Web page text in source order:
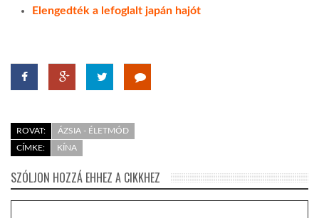
Elengedték a lefoglalt japán hajót
ROVAT:
ÁZSIA - ÉLETMÓD
CÍMKE:
KÍNA
SZÓLJON HOZZÁ EHHEZ A CIKKHEZ